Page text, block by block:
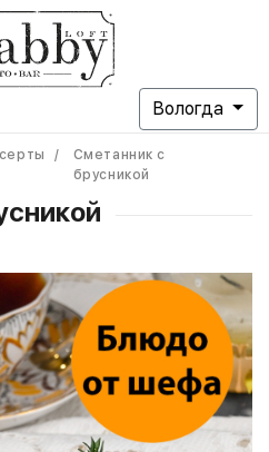
Вологда
/
Сметанник с
брусникой